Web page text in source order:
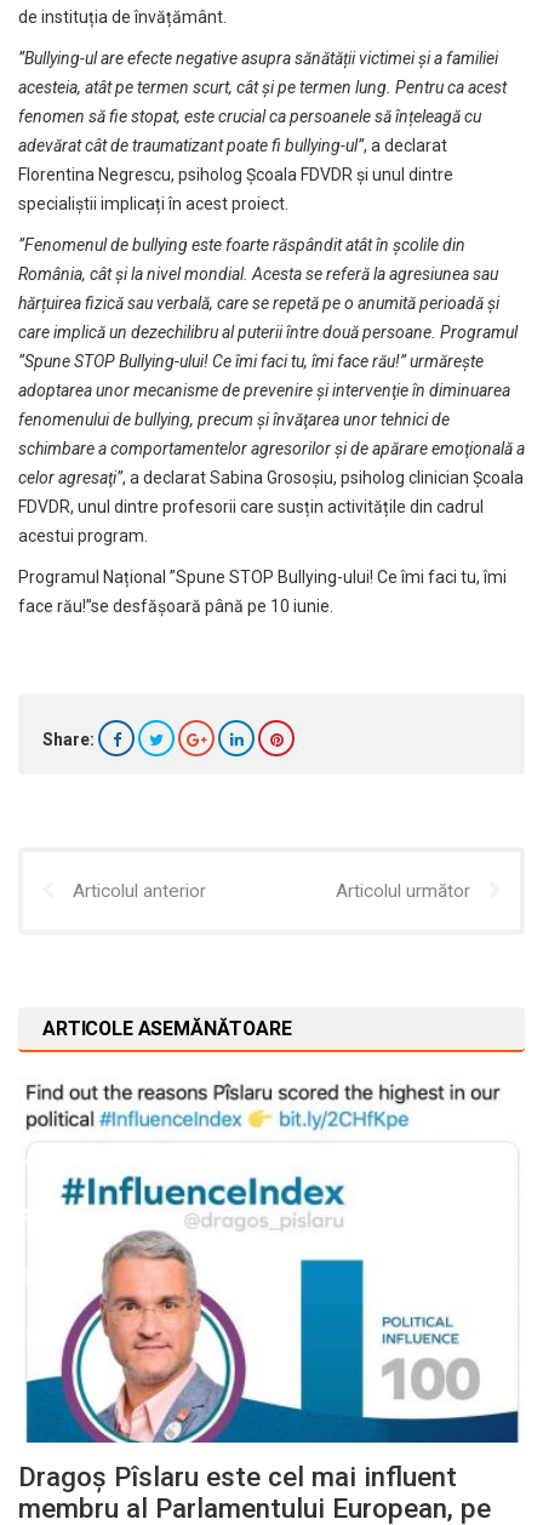
de instituția de învățământ.
”Bullying-ul are efecte negative asupra sănătății victimei și a familiei
acesteia, atât pe termen scurt, cât și pe termen lung. Pentru ca acest
fenomen să fie stopat, este crucial ca persoanele să înțeleagă cu
adevărat cât de traumatizant poate fi bullying-ul”, a declarat
Florentina Negrescu, psiholog Școala FDVDR și unul dintre
specialiștii implicați în acest proiect.
”Fenomenul de bullying este foarte răspândit atât în școlile din
România, cât și la nivel mondial. Acesta se referă la agresiunea sau
hărțuirea fizică sau verbală, care se repetă pe o anumită perioadă și
care implică un dezechilibru al puterii între două persoane. Programul
”Spune STOP Bullying-ului! Ce îmi faci tu, îmi face rău!” urmăreşte
adoptarea unor mecanisme de prevenire şi intervenţie în diminuarea
fenomenului de bullying, precum şi învăţarea unor tehnici de
schimbare a comportamentelor agresorilor şi de apărare emoţională a
celor agresaţi”, a declarat Sabina Grosoșiu, psiholog clinician Școala
FDVDR, unul dintre profesorii care susțin activitățile din cadrul
acestui program.
Programul Național ”Spune STOP Bullying-ului! Ce îmi faci tu, îmi
face rău!”se desfășoară până pe 10 iunie.
Share:
Articolul anterior Articolul următor
ARTICOLE ASEMĂNĂTOARE
Dragoș Pîslaru este cel mai influent
membru al Parlamentului European, pe